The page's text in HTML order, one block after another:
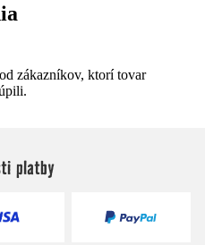
zákazníkov, ktorí tovar
platby